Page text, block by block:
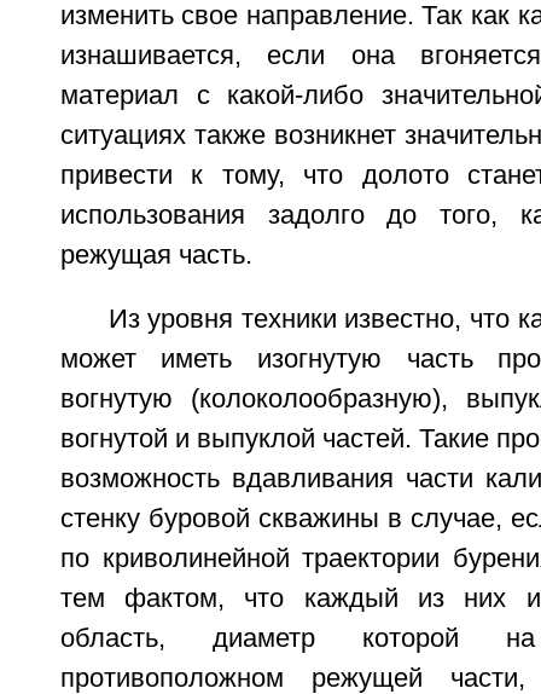
изменить свое направление. Так как
изнашивается, если она
материал с какой-либо
ситуациях также возникнет
привести к тому, что долото
использования задолго до того,
режущая часть.
Из уровня техники известно, что
может иметь изогнутую часть
вогнутую (колоколообразную),
вогнутой и выпуклой частей. Такие
возможность вдавливания части
стенку буровой скважины в случае,
по криволинейной траектории
тем фактом, что каждый из них
область, диаметр которой
противоположном режущей